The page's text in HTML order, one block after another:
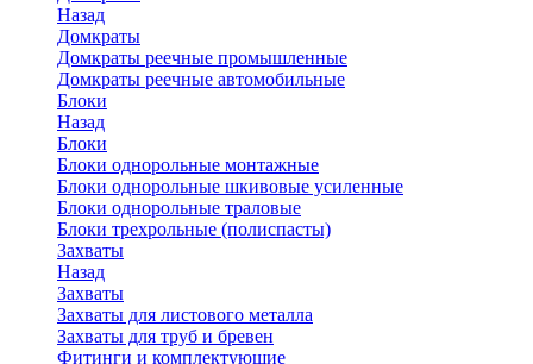
Назад
Домкраты
Домкраты реечные промышленные
Домкраты реечные автомобильные
Блоки
Назад
Блоки
Блоки однорольные монтажные
Блоки однорольные шкивовые усиленные
Блоки однорольные траловые
Блоки трехрольные (полиспасты)
Захваты
Назад
Захваты
Захваты для листового металла
Захваты для труб и бревен
Фитинги и комплектующие